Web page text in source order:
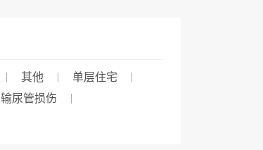
其他
单层住宅
输尿管损伤